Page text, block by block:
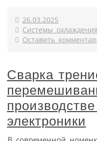
26.03.2025
Системы охлаждения
Оставить
Сварка
электроники